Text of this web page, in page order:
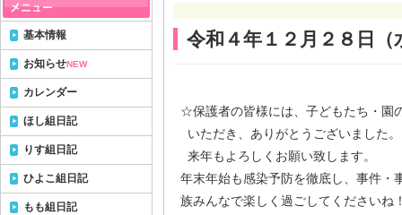
令和４年１２月２８日（
☆保護者の皆様には、子どもたち・園
いただき、ありがとうございました。
来年もよろしくお願い致します。
年末年始も感染予防を徹底し、事件・
族みんなで楽しく過ごしてくださいね
基本情報
お知らせNEW
カレンダー
ほし組日記
りす組日記
ひよこ組日記
もも組日記